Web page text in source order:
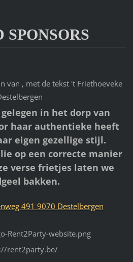
SPONSORS
gelegen in het dorp van
haar authentieke heeft
eigen gezellige stijl.
op een correcte manier
verse frietjes laten we
bakken.
491 9070 Destelbergen
rent2party.be/